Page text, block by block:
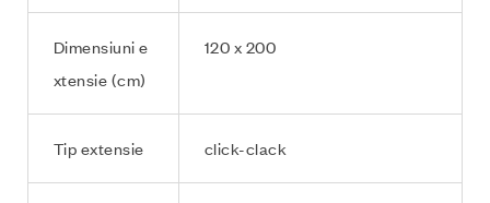
Dimensiuni e
xtensie (cm)
120 x 200
Tip extensie click-clack